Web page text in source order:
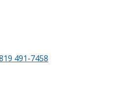
491-7458